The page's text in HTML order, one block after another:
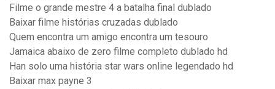
Filme o grande mestre 4 a batalha final dublado
Baixar filme histórias cruzadas dublado
Quem encontra um amigo encontra um tesouro
Jamaica abaixo de zero filme completo dublado hd
Han solo uma história star wars online legendado hd
Baixar max payne 3